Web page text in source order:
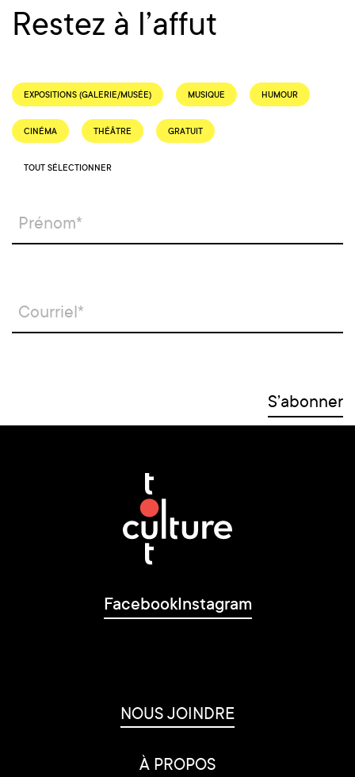
FacebookInstagram
NOUS JOINDRE
À PROPOS
Restez à l’affut
EXPOSITIONS (GALERIE/MUSÉE) MUSIQUE HUMOUR
CINÉMA THÉÂTRE GRATUIT
TOUT SÉLECTIONNER